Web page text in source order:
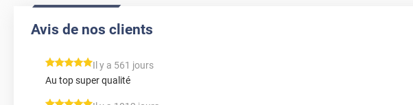
Avis de nos clients
*****
Il y a 561 jours
Au top super qualité